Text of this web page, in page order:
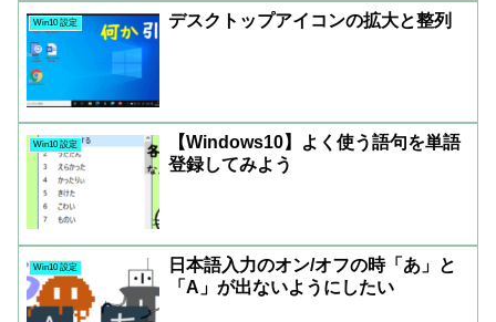
Win10 設定 デスクトップアイコンの拡大と整列
Win10 設定
【Windows10】よく使う語句を単語
登録してみよう
Win10 設定
日本語入力のオン/オフの時「あ」と
「A」が出ないようにしたい